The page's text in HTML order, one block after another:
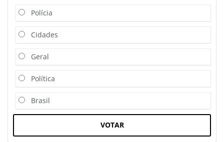
Polícia
Cidades
Geral
Política
Brasil
VOTAR